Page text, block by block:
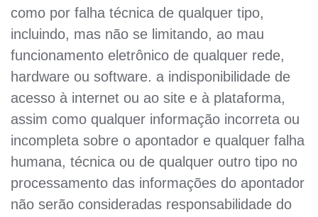
como por falha técnica de qualquer tipo,
incluindo, mas não se limitando, ao mau
funcionamento eletrônico de qualquer rede,
hardware ou software. a indisponibilidade de
acesso à internet ou ao site e à plataforma,
assim como qualquer informação incorreta ou
incompleta sobre o apontador e qualquer falha
humana, técnica ou de qualquer outro tipo no
processamento das informações do apontador
não serão consideradas responsabilidade do